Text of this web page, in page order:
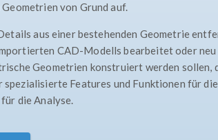
von Grund auf.
aus einer bestehenden Geometrie
CAD-Modells bearbeitet oder neu
Geometrien konstruiert werden sollen,
Features und Funktionen für die
die Analyse.